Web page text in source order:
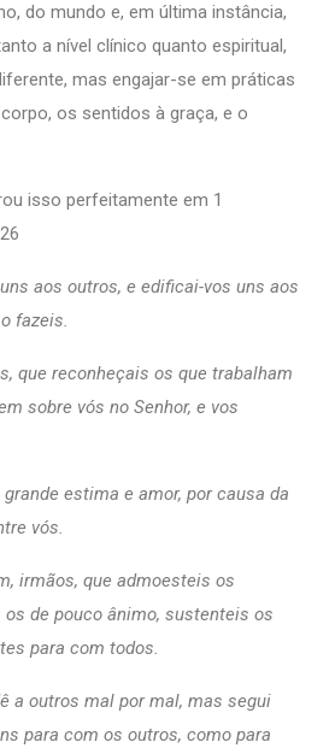
do mundo e, em última instância,
a nível clínico quanto espiritual,
mas engajar-se em práticas
os sentidos à graça, e o
isso perfeitamente em 1
aos outros, e edificai-vos uns aos
fazeis.
que reconheçais os que trabalham
sobre vós no Senhor, e vos
grande estima e amor, por causa da
vós.
irmãos, que admoesteis os
de pouco ânimo, sustenteis os
para com todos.
a outros mal por mal, mas segui
para com os outros, como para